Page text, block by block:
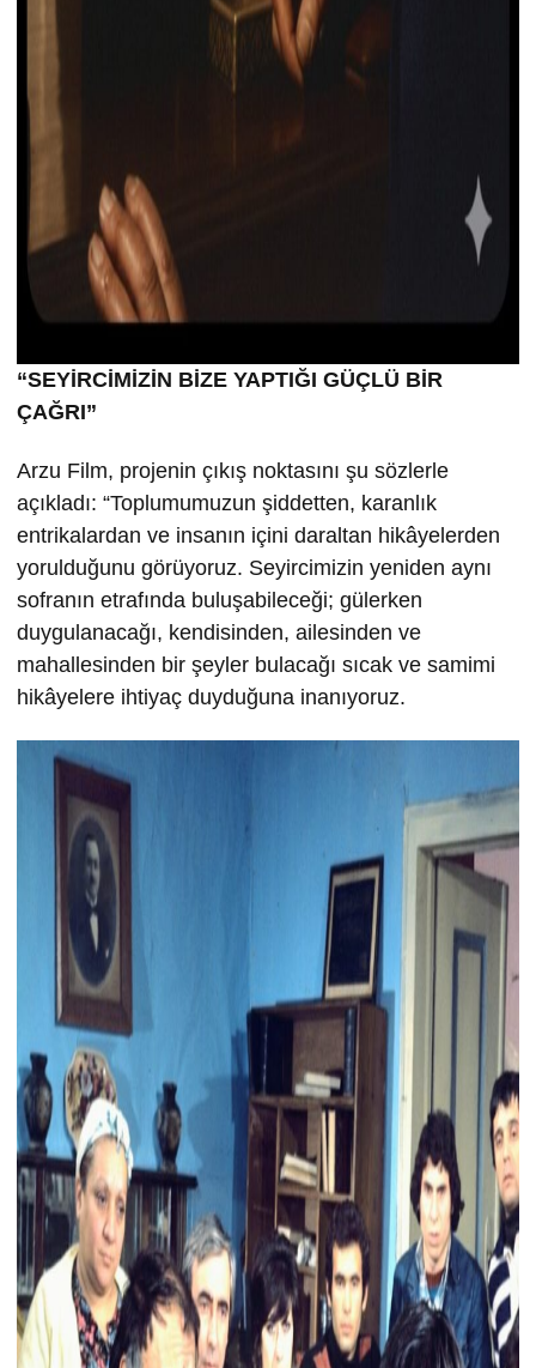
“SEYİRCİMİZİN BİZE YAPTIĞI GÜÇLÜ BİR
ÇAĞRI”
Arzu Film, projenin çıkış noktasını şu sözlerle
açıkladı: “Toplumumuzun şiddetten, karanlık
entrikalardan ve insanın içini daraltan hikâyelerden
yorulduğunu görüyoruz. Seyircimizin yeniden aynı
sofranın etrafında buluşabileceği; gülerken
duygulanacağı, kendisinden, ailesinden ve
mahallesinden bir şeyler bulacağı sıcak ve samimi
hikâyelere ihtiyaç duyduğuna inanıyoruz.